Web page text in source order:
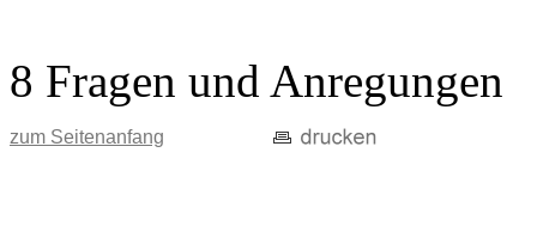
8 Fragen und Anregungen
zum Seitenanfang